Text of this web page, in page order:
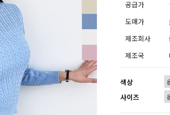
공급가
도매가
제조회사
제조국
색상
사이즈